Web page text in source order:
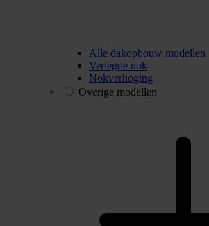
Alle dakopbouw modellen
Verlegde nok
Nokverhoging
Overige modellen